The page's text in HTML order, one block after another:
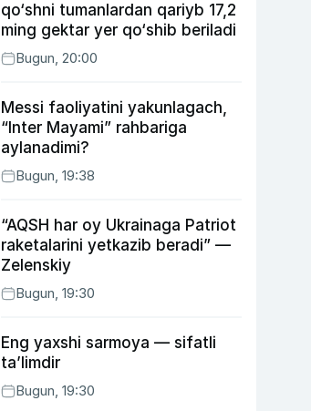
qo‘shni tumanlardan qariyb 17,2
ming gektar yer qo‘shib beriladi
Bugun, 20:00
Messi faoliyatini yakunlagach,
“Inter Mayami” rahbariga
aylanadimi?
Bugun, 19:38
“AQSH har oy Ukrainaga Patriot
raketalarini yetkazib beradi” —
Zelenskiy
Bugun, 19:30
Eng yaxshi sarmoya — sifatli
ta’limdir
Bugun, 19:30